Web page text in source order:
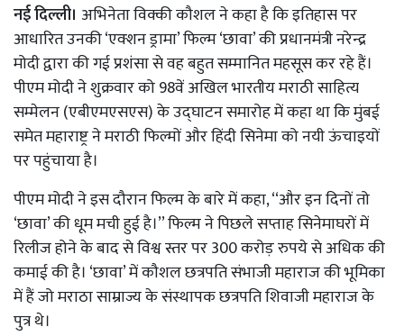
नई दिल्ली। अभिनेता विक्की कौशल ने कहा है कि इतिहास पर
आधारित उनकी ‘एक्शन ड्रामा’ फिल्म ‘छावा’ की प्रधानमंत्री नरेन्द्र
मोदी द्वारा की गई प्रशंसा से वह बहुत सम्मानित महसूस कर रहे हैं।
पीएम मोदी ने शुक्रवार को 98वें अखिल भारतीय मराठी साहित्य
सम्मेलन (एबीएमएसएस) के उद्घाटन समारोह में कहा था कि मुंबई
समेत महाराष्ट्र ने मराठी फिल्मों और हिंदी सिनेमा को नयी ऊंचाइयों
पर पहुंचाया है।
पीएम मोदी ने इस दौरान फिल्म के बारे में कहा, ‘‘और इन दिनों तो
‘छावा’ की धूम मची हुई है।’’ फिल्म ने पिछले सप्ताह सिनेमाघरों में
रिलीज होने के बाद से विश्व स्तर पर 300 करोड़ रुपये से अधिक की
कमाई की है। ‘छावा’ में कौशल छत्रपति संभाजी महाराज की भूमिका
में हैं जो मराठा साम्राज्य के संस्थापक छत्रपति शिवाजी महाराज के
पुत्र थे।